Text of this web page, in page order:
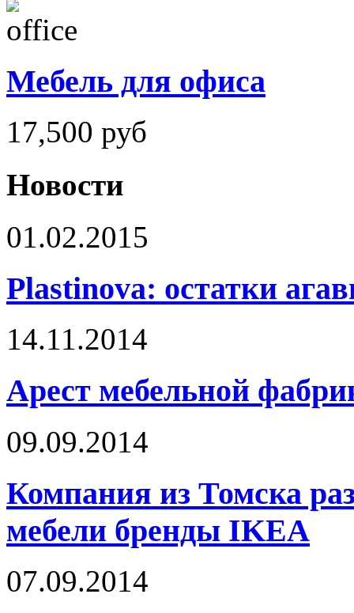
Мебель для офиса
17,500 руб
Новости
01.02.2015
Plastinova: остатки
14.11.2014
Арест мебельной
09.09.2014
Компания из Томска
мебели бренды IKEA
07.09.2014